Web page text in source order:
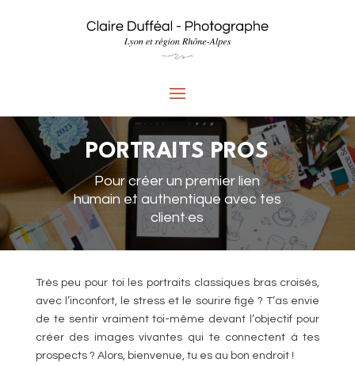
PORTRAITS PROS
Pour créer un premier lien
humain et authentique avec tes
client·es
Très peu pour toi les portraits classiques bras croisés,
avec l’inconfort, le stress et le sourire figé ? T’as envie
de te sentir vraiment toi-même devant l’objectif pour
créer des images vivantes qui te connectent à tes
prospects ? Alors, bienvenue, tu es au bon endroit !